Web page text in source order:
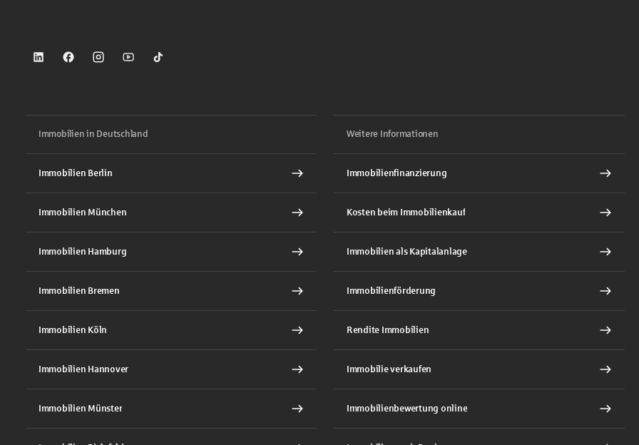
Sparkasse auf LinkedIn
Sparkasse auf Facebook
Sparkasse auf Instagram
Sparkasse auf YouTube
Sparkasse auf TikTok
Immobilien in Deutschland
Immobilien Berlin
Immobilien München
Immobilien Hamburg
Immobilien Bremen
Immobilien Köln
Immobilien Hannover
Immobilien Münster
Weitere Informationen
Immobilienfinanzierung
Kosten beim Immobilienkauf
Immobilien als Kapitalanlage
Immobilienförderung
Rendite Immobilien
Immobilie verkaufen
Immobilienbewertung online